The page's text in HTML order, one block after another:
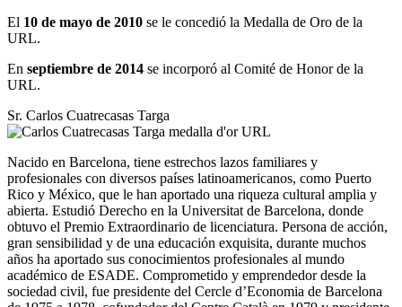
El 10 de mayo de 2010 se le concedió la Medalla de Oro de la
URL.
En septiembre de 2014 se incorporó al Comité de Honor de la
URL.
Sr. Carlos Cuatrecasas Targa
Nacido en Barcelona, tiene estrechos lazos familiares y
profesionales con diversos países latinoamericanos, como Puerto
Rico y México, que le han aportado una riqueza cultural amplia y
abierta. Estudió Derecho en la Universitat de Barcelona, donde
obtuvo el Premio Extraordinario de licenciatura. Persona de acción,
gran sensibilidad y de una educación exquisita, durante muchos
años ha aportado sus conocimientos profesionales al mundo
académico de ESADE. Comprometido y emprendedor desde la
sociedad civil, fue presidente del Cercle d’Economia de Barcelona